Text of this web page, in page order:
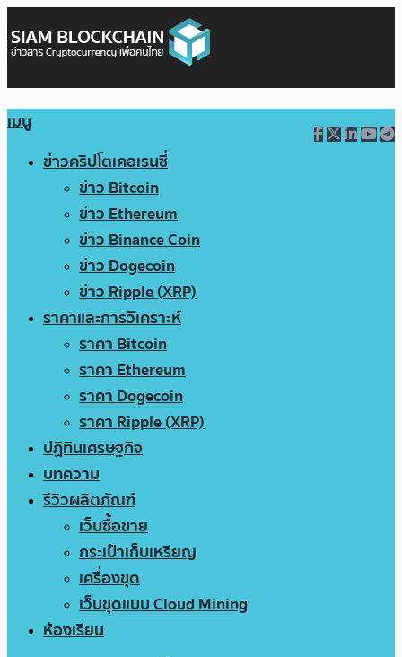
เมนู
ข่าวคริปโตเคอเรนซี่
ข่าว Bitcoin
ข่าว Ethereum
ข่าว Binance Coin
ข่าว Dogecoin
ข่าว Ripple (XRP)
ราคาและการวิเคราะห์
ราคา Bitcoin
ราคา Ethereum
ราคา Dogecoin
ราคา Ripple (XRP)
ปฏิทินเศรษฐกิจ
บทความ
รีวิวผลิตภัณฑ์
เว็บซื้อขาย
กระเป๋าเก็บเหรียญ
เครื่องขุด
เว็บขุดแบบ Cloud Mining
ห้องเรียน